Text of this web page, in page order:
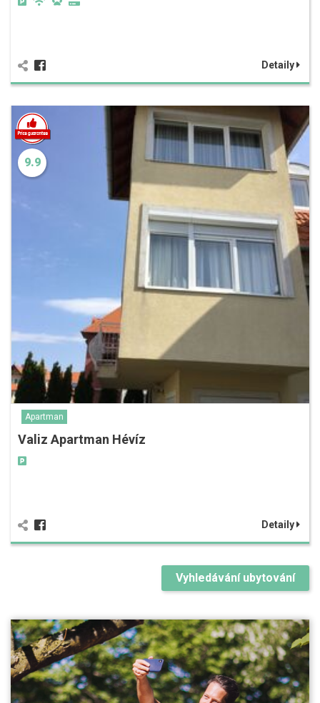
Detaily
9.9
Apartman
Valiz Apartman Hévíz
Detaily
Vyhledávání ubytování